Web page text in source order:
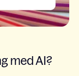
med AI?